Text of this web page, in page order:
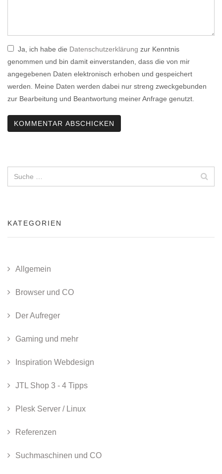
Ja, ich habe die Datenschutzerklärung zur Kenntnis
genommen und bin damit einverstanden, dass die von mir
angegebenen Daten elektronisch erhoben und gespeichert
werden. Meine Daten werden dabei nur streng zweckgebunden
zur Bearbeitung und Beantwortung meiner Anfrage genutzt.
KATEGORIEN
Allgemein
Browser und CO
Der Aufreger
Gaming und mehr
Inspiration Webdesign
JTL Shop 3 - 4 Tipps
Plesk Server / Linux
Referenzen
Suchmaschinen und CO